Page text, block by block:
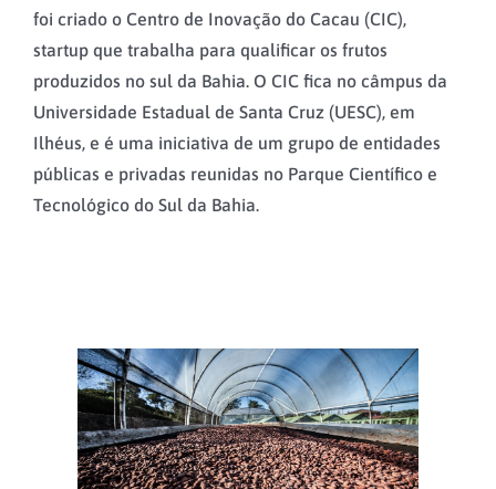
foi criado o Centro de Inovação do Cacau (CIC),
startup que trabalha para qualificar os frutos
produzidos no sul da Bahia. O CIC fica no câmpus da
Universidade Estadual de Santa Cruz (UESC), em
Ilhéus, e é uma iniciativa de um grupo de entidades
públicas e privadas reunidas no Parque Científico e
Tecnológico do Sul da Bahia.